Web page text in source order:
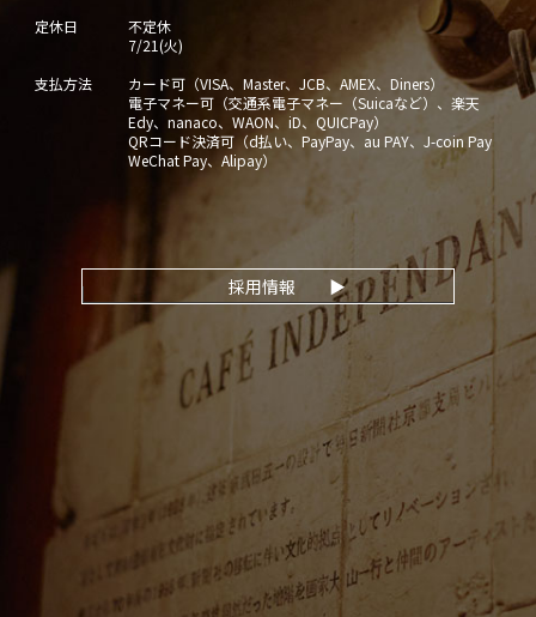
定休日
不定休
7/21(火)
支払方法
カード可（VISA、Master、JCB、AMEX、Diners）
電子マネー可（交通系電子マネー（Suicaなど）、楽天
Edy、nanaco、WAON、iD、QUICPay）
QRコード決済可（d払い、PayPay、au PAY、J-coin Pay
WeChat Pay、Alipay）
採用情報 ▶